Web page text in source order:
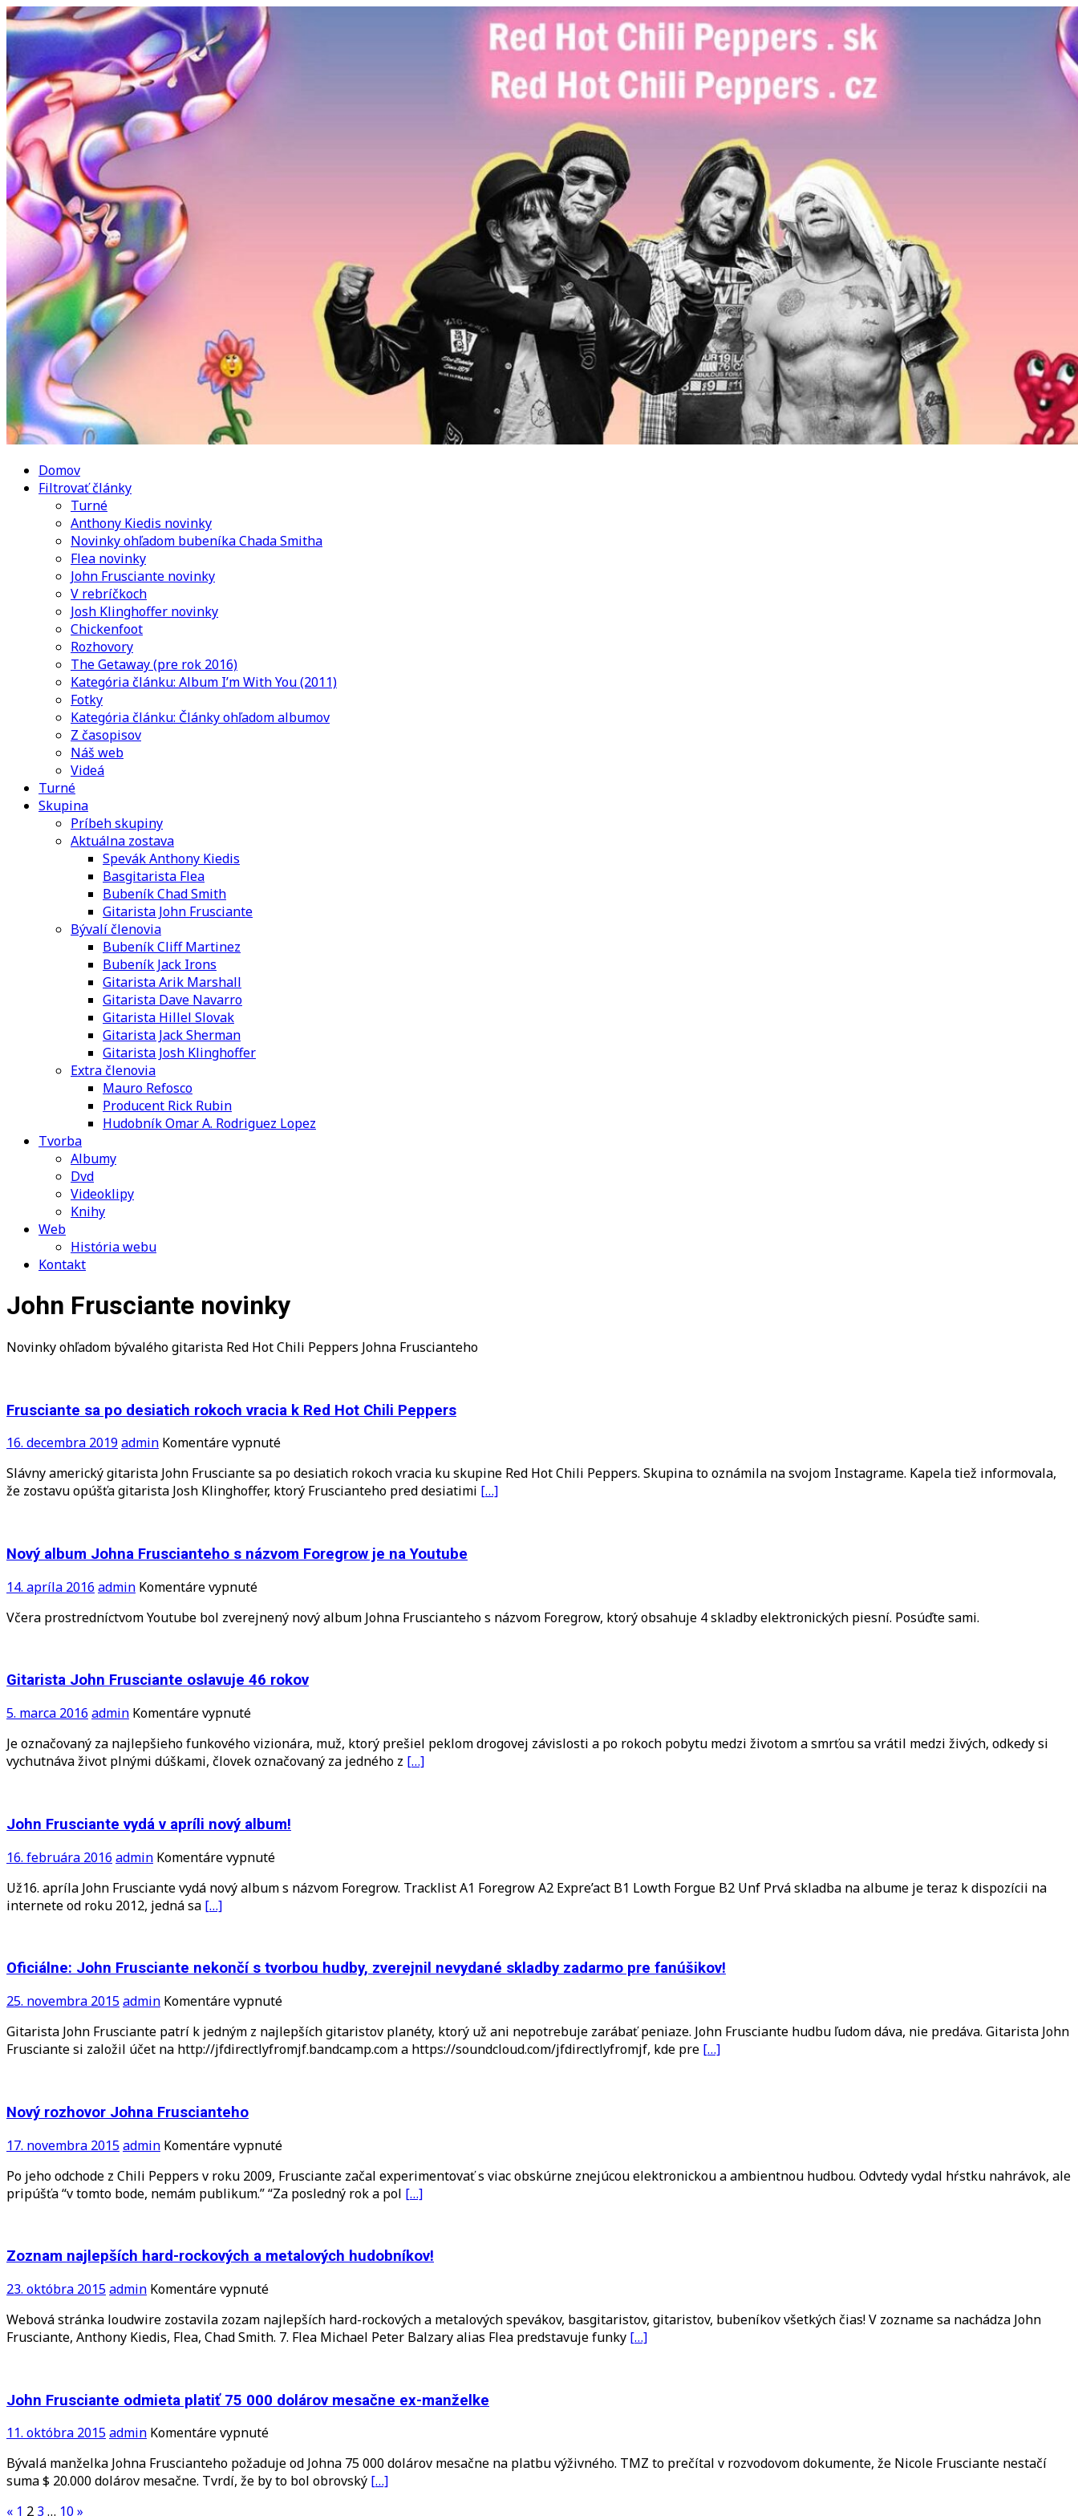
Domov
Filtrovať články
Turné
Anthony Kiedis novinky
Novinky ohľadom bubeníka Chada Smitha
Flea novinky
John Frusciante novinky
V rebríčkoch
Josh Klinghoffer novinky
Chickenfoot
Rozhovory
The Getaway (pre rok 2016)
Kategória článku: Album I’m With You (2011)
Fotky
Kategória článku: Články ohľadom albumov
Z časopisov
Náš web
Videá
Turné
Skupina
Príbeh skupiny
Aktuálna zostava
Spevák Anthony Kiedis
Basgitarista Flea
Bubeník Chad Smith
Gitarista John Frusciante
Bývalí členovia
Bubeník Cliff Martinez
Bubeník Jack Irons
Gitarista Arik Marshall
Gitarista Dave Navarro
Gitarista Hillel Slovak
Gitarista Jack Sherman
Gitarista Josh Klinghoffer
Extra členovia
Mauro Refosco
Producent Rick Rubin
Hudobník Omar A. Rodriguez Lopez
Tvorba
Albumy
Dvd
Videoklipy
Knihy
Web
História webu
Kontakt
John Frusciante novinky
Novinky ohľadom bývalého gitarista Red Hot Chili Peppers Johna Fruscianteho
Frusciante sa po desiatich rokoch vracia k Red Hot Chili Peppers
16. decembra 2019admin Komentáre vypnuténa
sa
po
vracia
k
Chili
Slávny americký gitarista John Frusciante sa po desiatich rokoch vracia ku skupine Red Hot Chili Peppers. Skupina to oznámila na svojom Instagrame. Kapela tiež informovala,
že zostavu opúšťa gitarista Josh Klinghoffer, ktorý Fruscianteho pred desiatimi […]
Nový album Johna Fruscianteho s názvom Foregrow je na Youtube
14. apríla 2016 admin Komentáre vypnuténa
album
s
názvom
na
Youtube
Včera prostredníctvom Youtube bol zverejnený nový album Johna Fruscianteho s názvom Foregrow, ktorý obsahuje 4 skladby elektronických piesní. Posúďte sami.
Gitarista John Frusciante oslavuje 46 rokov
5. marca 2016 admin Komentáre vypnuténa
John
Frusciante
rokov
Je označovaný za najlepšieho funkového vizionára, muž, ktorý prešiel peklom drogovej závislosti a po rokoch pobytu medzi životom a smrťou sa vrátil medzi živých, odkedy si
vychutnáva život plnými dúškami, človek označovaný za jedného z […]
John Frusciante vydá v apríli nový album!
16. februára 2016 admin Komentáre vypnuténa
Frusciante
nový
album!
Už16. apríla John Frusciante vydá nový album s názvom Foregrow. Tracklist A1 Foregrow A2 Expre’act B1 Lowth Forgue B2 Unf Prvá skladba na albume je teraz k dispozícii na
internete od roku 2012, jedná sa […]
Oficiálne: John Frusciante nekončí s tvorbou hudby, zverejnil nevydané skladby zadarmo pre fanúšikov!
25. novembra 2015admin Komentáre vypnuténa
John
Frusciante
skladby
zadarmo
Gitarista John Frusciante patrí k jedným z najlepších gitaristov planéty, ktorý už ani nepotrebuje zarábať peniaze. John Frusciante hudbu ľudom dáva, nie predáva. Gitarista John
Frusciante si založil účet na http://jfdirectlyfromjf.bandcamp.com a https://soundcloud.com/jfdirectlyfromjf, kde pre […]
Nový rozhovor Johna Fruscianteho
17. novembra 2015admin Komentáre vypnuténa
rozhovor
Johna
Po jeho odchode z Chili Peppers v roku 2009, Frusciante začal experimentovať s viac obskúrne znejúcou elektronickou a ambientnou hudbou. Odvtedy vydal hŕstku nahrávok, ale
pripúšťa “v tomto bode, nemám publikum.” “Za posledný rok a pol […]
Zoznam najlepších hard-rockových a metalových hudobníkov!
23. októbra 2015admin Komentáre vypnuténa
najlepších
hard-
metalových
hudobníkov!
Webová stránka loudwire zostavila zozam najlepších hard-rockových a metalových spevákov, basgitaristov, gitaristov, bubeníkov všetkých čias! V zozname sa nachádza John
Frusciante, Anthony Kiedis, Flea, Chad Smith. 7. Flea Michael Peter Balzary alias Flea predstavuje funky […]
John Frusciante odmieta platiť 75 000 dolárov mesačne ex-manželke
11. októbra 2015admin Komentáre vypnuténa
Frusciante
odmieta
Bývalá manželka Johna Fruscianteho požaduje od Johna 75 000 dolárov mesačne na platbu výživného. TMZ to prečítal v rozvodovom dokumente, že Nicole Frusciante nestačí
suma $ 20.000 dolárov mesačne. Tvrdí, že by to bol obrovský […]
« 1 2 3… 10»